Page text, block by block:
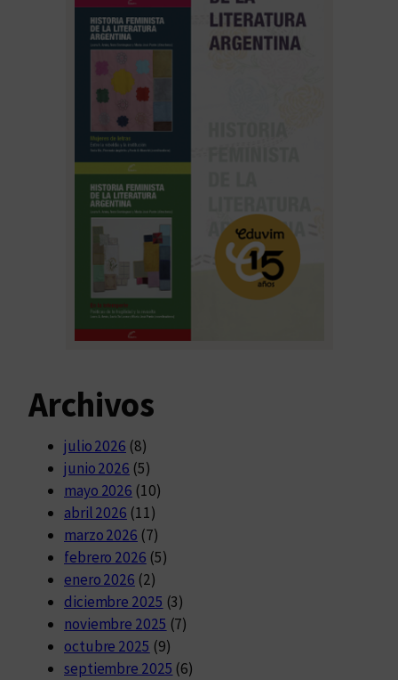
Archivos
julio 2026 (8)
junio 2026 (5)
mayo 2026 (10)
abril 2026 (11)
marzo 2026 (7)
febrero 2026 (5)
enero 2026 (2)
diciembre 2025 (3)
noviembre 2025 (7)
octubre 2025 (9)
septiembre 2025 (6)